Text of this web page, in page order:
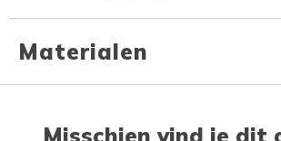
Materialen
Misschien vind je dit